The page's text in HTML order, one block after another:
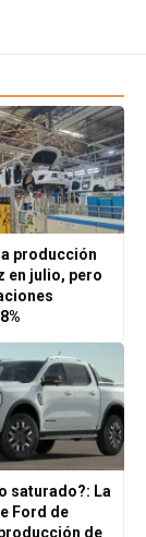
producción
en julio, pero
saturado?: La
Ford de
de